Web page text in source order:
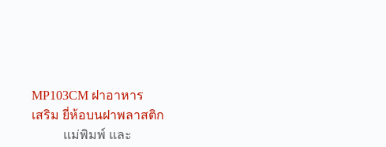
MP103CM ฝาอาหาร
เสริม ยี่ห้อบนฝาพลาสติก
แม่พิมพ์ และ